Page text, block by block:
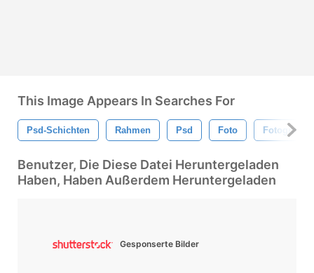
This Image Appears In Searches For
Psd-Schichten Rahmen Psd Foto Fotografie
Benutzer, Die Diese Datei Heruntergeladen
Haben, Haben Außerdem Heruntergeladen
Gesponserte Bilder